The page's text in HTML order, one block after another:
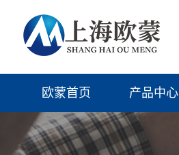
欧蒙首页 产品中心